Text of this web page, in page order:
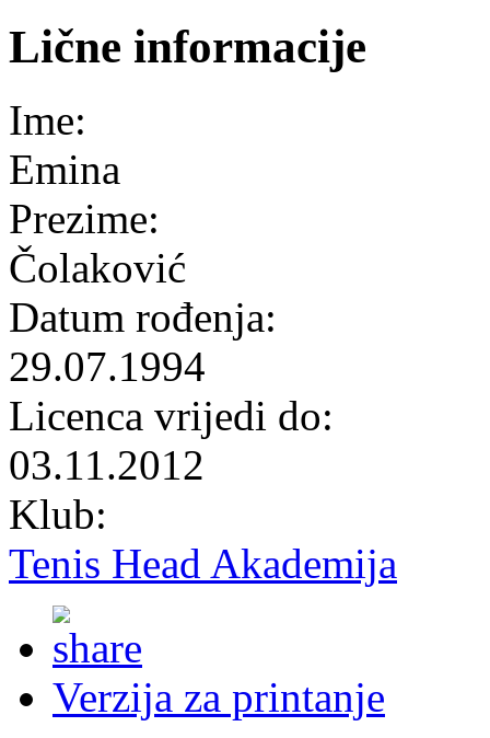
Lične informacije
Ime:
Emina
Prezime:
Čolaković
Datum rođenja:
29.07.1994
Licenca vrijedi do:
03.11.2012
Klub:
Tenis Head Akademija
Verzija za printanje